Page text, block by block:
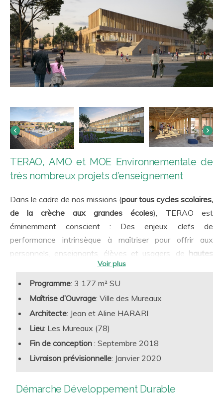
TERAO, AMO et MOE Environnementale de
très nombreux projets d’enseignement
Dans le cadre de nos missions (pour tous cycles scolaires,
de la crèche aux grandes écoles), TERAO est
éminemment conscient : Des enjeux clefs de
performance intrinsèque à maîtriser pour offrir aux
personnels, enseignants, élèves et usagers, de hautes
Qualité de l’air intérieur (débits de renouvellement
hygrothermique, dont résilience aux futures canicules
estivales
Accessibilité, biophilie, connectivité et tous autres
facteurs de performance d’usage liés à l’attractivité et au
Lutte contre l’Effet d’Ilot de Chaleur Urbain par le
traitement bioclimatique et des espaces extérieurs
Construction et rénovation bas carbone
Programme: 3 177 m² SU
Maîtrise d’Ouvrage: Ville des Mureaux
Architecte: Jean et Aline HARARI
Lieu: Les Mureaux (78)
Fin de conception : Septembre 2018
Livraison prévisionnelle: Janvier 2020
Démarche Développement Durable